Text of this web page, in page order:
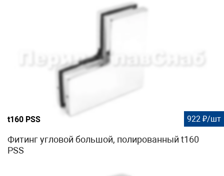
t160 PSS 922 ₽/шт
Фитинг угловой большой, полированный t160
PSS